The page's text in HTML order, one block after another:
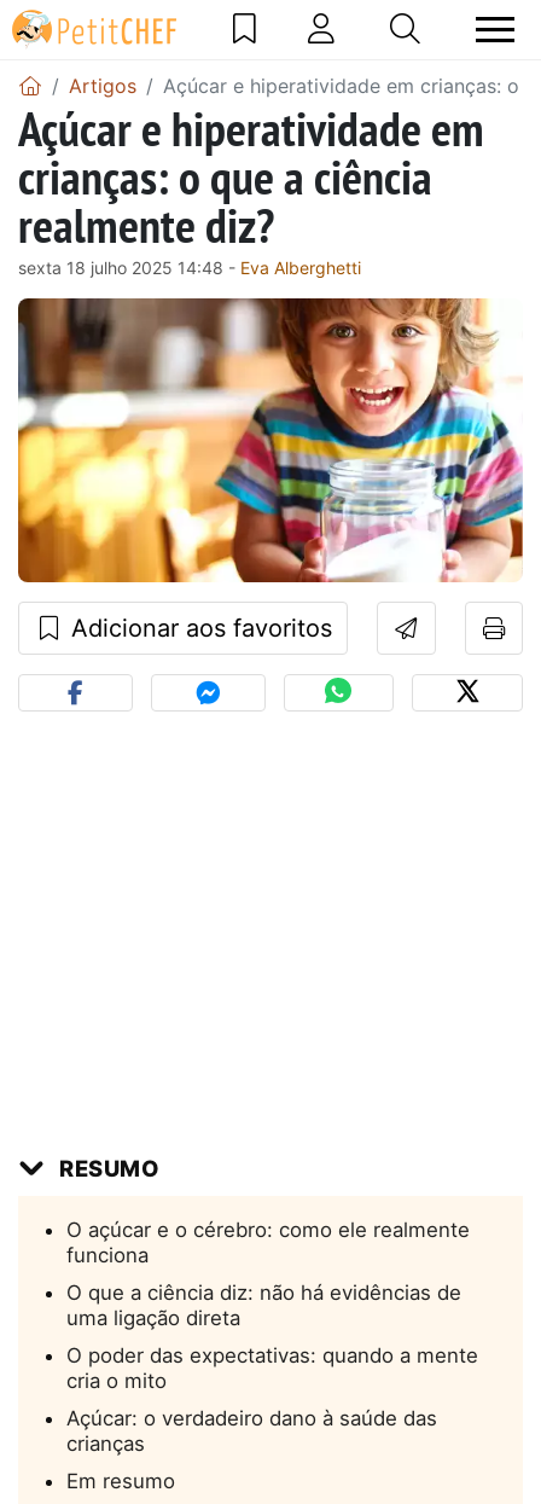
Artigos Açúcar e hiperatividade em crianças: o
Açúcar e hiperatividade em
crianças: o que a ciência
realmente diz?
sexta 18 julho 2025 14:48 - Eva Alberghetti
Adicionar aos favoritos
RESUMO
O açúcar e o cérebro: como ele realmente
funciona
O que a ciência diz: não há evidências de
uma ligação direta
O poder das expectativas: quando a mente
cria o mito
Açúcar: o verdadeiro dano à saúde das
crianças
Em resumo